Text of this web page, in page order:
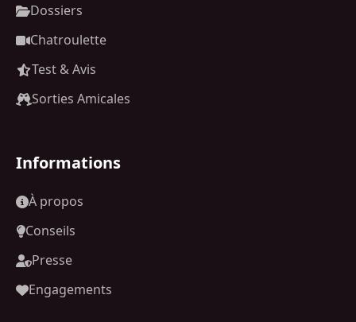
Dossiers
Chatroulette
Test & Avis
Sorties Amicales
Informations
À propos
Conseils
Presse
Engagements